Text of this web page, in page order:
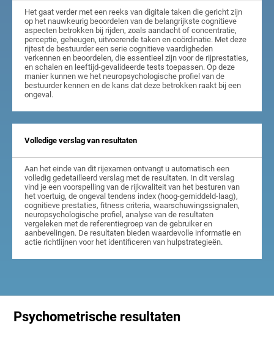
Het gaat verder met een reeks van digitale taken die gericht zijn
op het nauwkeurig beoordelen van de belangrijkste cognitieve
aspecten betrokken bij rijden, zoals aandacht of concentratie,
perceptie, geheugen, uitvoerende taken en coördinatie. Met deze
rijtest de bestuurder een serie cognitieve vaardigheden
verkennen en beoordelen, die essentieel zijn voor de rijprestaties,
en schalen en leeftijd-gevalideerde tests toepassen. Op deze
manier kunnen we het neuropsychologische profiel van de
bestuurder kennen en de kans dat deze betrokken raakt bij een
ongeval.
Volledige verslag van resultaten
Aan het einde van dit rijexamen ontvangt u automatisch een
volledig gedetailleerd verslag met de resultaten. In dit verslag
vind je een voorspelling van de rijkwaliteit van het besturen van
het voertuig, de ongeval tendens index (hoog-gemiddeld-laag),
cognitieve prestaties, fitness criteria, waarschuwingssignalen,
neuropsychologische profiel, analyse van de resultaten
vergeleken met de referentiegroep van de gebruiker en
aanbevelingen. De resultaten bieden waardevolle informatie en
actie richtlijnen voor het identificeren van hulpstrategieën.
Psychometrische resultaten